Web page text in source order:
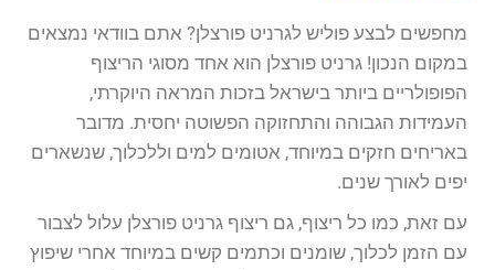
מחפשים לבצע פוליש לגרניט פורצלן? אתם בוודאי נמצאים
במקום הנכון! גרניט פורצלן הוא אחד מסוגי הריצוף
הפופולריים ביותר בישראל בזכות המראה היוקרתי,
העמידות הגבוהה והתחזוקה הפשוטה יחסית. מדובר
באריחים חזקים במיוחד, אטומים למים וללכלוך, שנשארים
יפים לאורך שנים.
עם זאת, כמו כל ריצוף, גם ריצוף גרניט פורצלן עלול לצבור
עם הזמן לכלוך, שומנים וכתמים קשים במיוחד אחרי שיפוץ